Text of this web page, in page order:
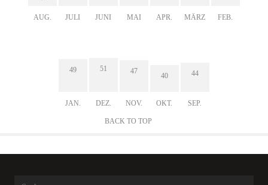
AUG. JULI JUNI MAI APR. MÄRZ FEB.
49
JAN.
51
DEZ.
47
NOV.
40
OKT.
44
SEP.
BACK TO TOP